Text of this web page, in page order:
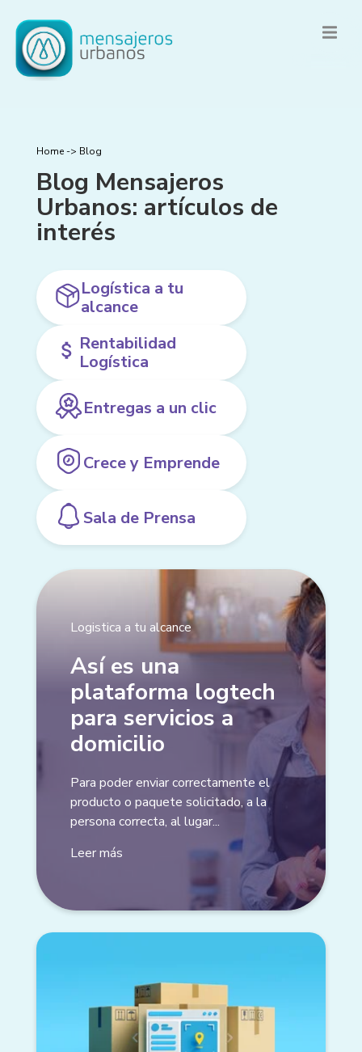
Home-> Blog
Blog Mensajeros
Urbanos: artículos de
interés
Logística a tu
alcance
Rentabilidad
Logística
Entregas a un clic
Crece y Emprende
Sala de Prensa
Logistica a tu alcance
Así es una
plataforma logtech
para servicios a
domicilio
Para poder enviar correctamente el
producto o paquete solicitado, a la
persona correcta, al lugar...
Leer más